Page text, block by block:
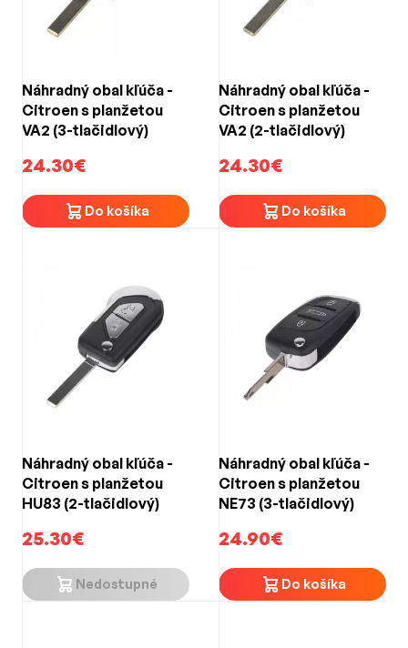
Náhradný obal kľúča -
Citroen s planžetou
VA2 (3-tlačidlový)
24.30€
Do košíka
Náhradný obal kľúča -
Citroen s planžetou
VA2 (2-tlačidlový)
24.30€
Do košíka
Náhradný obal kľúča -
Citroen s planžetou
HU83 (2-tlačidlový)
25.30€
Nedostupné
Náhradný obal kľúča -
Citroen s planžetou
NE73 (3-tlačidlový)
24.90€
Do košíka